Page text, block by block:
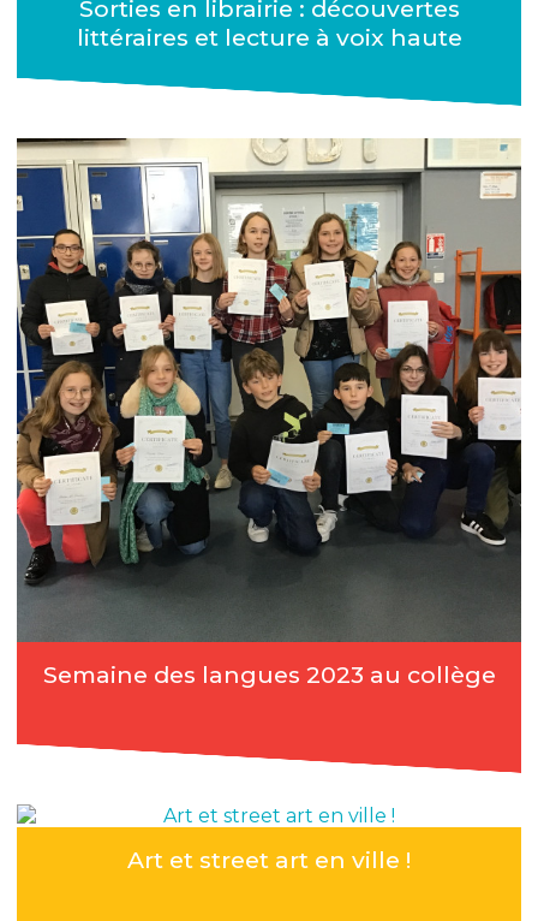
Sorties en librairie : découvertes
littéraires et lecture à voix haute
Semaine des langues 2023 au collège
Art et street art en ville !